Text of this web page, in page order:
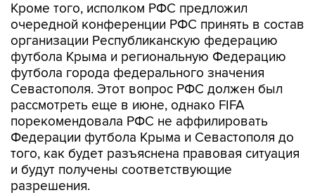
Кроме того, исполком РФС предложил
очередной конференции РФС принять в состав
организации Республиканскую федерацию
футбола Крыма и региональную Федерацию
футбола города федерального значения
Севастополя. Этот вопрос РФС должен был
рассмотреть еще в июне, однако FIFA
порекомендовала РФС не аффилировать
Федерации футбола Крыма и Севастополя до
того, как будет разъяснена правовая ситуация
и будут получены соответствующие
разрешения.